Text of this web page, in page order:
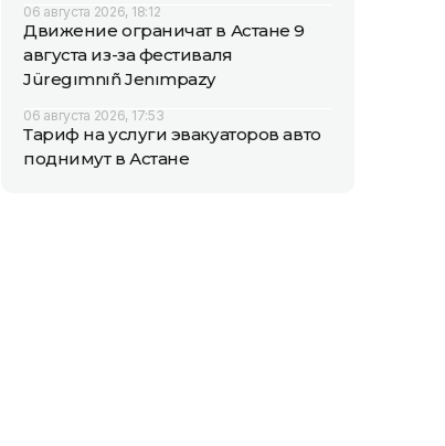
06 августа 2026, 18:12
Движение ограничат в Астане 9
августа из-за фестиваля
Jüregımnıñ Jenımpazy
06 августа 2026, 17:53
Тариф на услуги эвакуаторов авто
поднимут в Астане